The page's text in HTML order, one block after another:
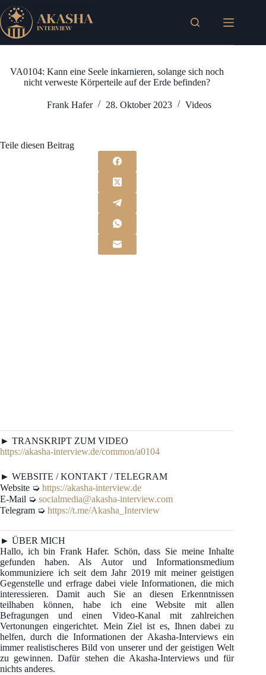
Zum
Inhalt
springen
VA0104: Kann eine Seele inkarnieren, solange sich noch
nicht verweste Körperteile auf der Erde befinden?
Frank Hafer 28. Oktober 2023 Videos
Teile diesen Beitrag
► TRANSKRIPT ZUM VIDEO
https://akasha-interview.de/common/a0104
► WEBSITE / KONTAKT / TELEGRAM
Website ➭ https://akasha-interview.de
E-Mail ➭ socialmedia@akasha-interview.com
Telegram ➭ https://t.me/Akasha_Interview
► ÜBER MICH
Hallo, ich bin Frank Hafer. Schön, dass Sie meine Inhalte
gefunden haben. Als Autor und Informationsmedium
kommuniziere ich seit dem Jahr 2019 mit meiner geistigen
Gegenstelle und erfrage dabei viele Informationen, die mich
interessieren. Damit auch Sie an diesen Erkenntnissen
teilhaben können, habe ich eine Website mit allen
Befragungen und einen Video-Kanal mit zahlreichen
Vertonungen eingerichtet. Mein Ziel ist es, Ihnen dabei zu
helfen, durch die Informationen der Akasha-Interviews ein
immer realistischeres Bild von unserer und der geistigen Welt
zu gewinnen. Dafür stehen die Akasha-Interviews und für
nichts anderes.